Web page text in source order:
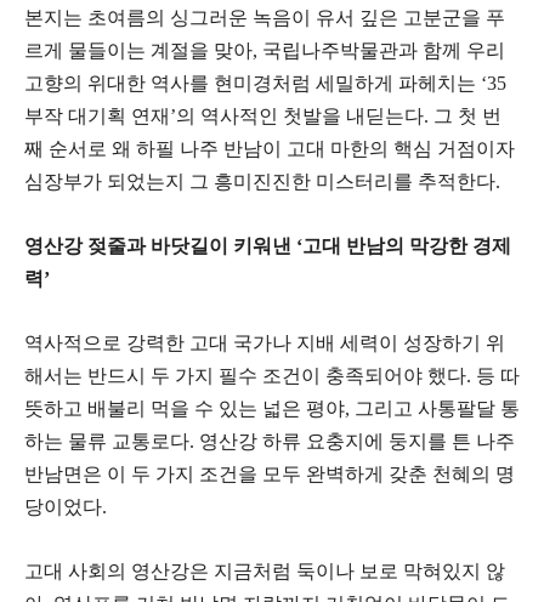
​본지는 초여름의 싱그러운 녹음이 유서 깊은 고분군을 푸
르게 물들이는 계절을 맞아, 국립나주박물관과 함께 우리
고향의 위대한 역사를 현미경처럼 세밀하게 파헤치는 ‘35
부작 대기획 연재’의 역사적인 첫발을 내딛는다. 그 첫 번
째 순서로 왜 하필 나주 반남이 고대 마한의 핵심 거점이자
심장부가 되었는지 그 흥미진진한 미스터리를 추적한다.
영산강 젖줄과 바닷길이 키워낸 ‘고대 반남의 막강한 경제
력’
​역사적으로 강력한 고대 국가나 지배 세력이 성장하기 위
해서는 반드시 두 가지 필수 조건이 충족되어야 했다. 등 따
뜻하고 배불리 먹을 수 있는 넓은 평야, 그리고 사통팔달 통
하는 물류 교통로다. 영산강 하류 요충지에 둥지를 튼 나주
반남면은 이 두 가지 조건을 모두 완벽하게 갖춘 천혜의 명
당이었다.
​고대 사회의 영산강은 지금처럼 둑이나 보로 막혀있지 않